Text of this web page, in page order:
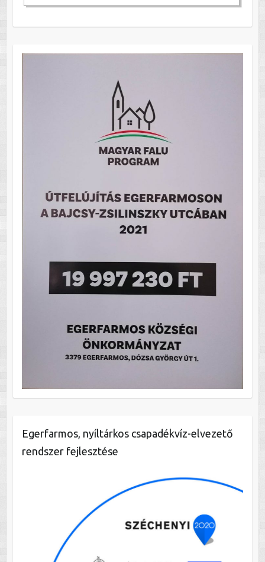
Egerfarmos, nyíltárkos csapadékvíz-elvezető
rendszer fejlesztése